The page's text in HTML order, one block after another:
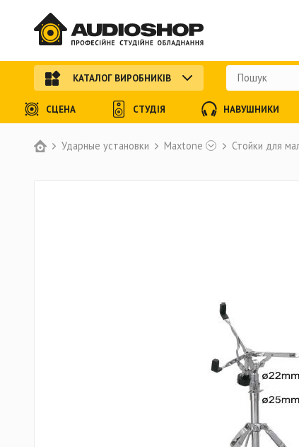
Ударные установки Maxtone Стойки для
КАТАЛОГ ВИРОБНИКІВ
СЦЕНА СТУДІЯ НАВУШНИКИ